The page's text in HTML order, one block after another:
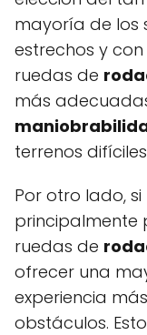
mayoría de los
estrechos y
ruedas de
más
terrenos
Por otro lado,
principalmente
ruedas de
ofrecer una
experiencia
obstáculos.